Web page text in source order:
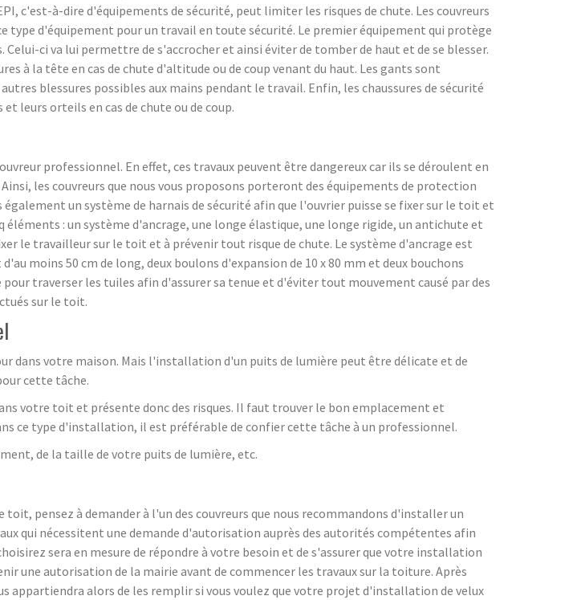
c'est-à-dire d'équipements de sécurité, peut limiter les risques de chute. Les couvreurs
type d'équipement pour un travail en toute sécurité. Le premier équipement qui protège
ci va lui permettre de s'accrocher et ainsi éviter de tomber de haut et de se blesser.
à la tête en cas de chute d'altitude ou de coup venant du haut. Les gants sont
blessures possibles aux mains pendant le travail. Enfin, les chaussures de sécurité
leurs orteils en cas de chute ou de coup.
professionnel. En effet, ces travaux peuvent être dangereux car ils se déroulent en
les couvreurs que nous vous proposons porteront des équipements de protection
un système de harnais de sécurité afin que l'ouvrier puisse se fixer sur le toit et
: un système d'ancrage, une longe élastique, une longe rigide, un antichute et
le travailleur sur le toit et à prévenir tout risque de chute. Le système d'ancrage est
moins 50 cm de long, deux boulons d'expansion de 10 x 80 mm et deux bouchons
traverser les tuiles afin d'assurer sa tenue et d'éviter tout mouvement causé par des
sur le toit.
dans votre maison. Mais l'installation d'un puits de lumière peut être délicate et de
cette tâche.
votre toit et présente donc des risques. Il faut trouver le bon emplacement et
ce type d'installation, il est préférable de confier cette tâche à un professionnel.
de la taille de votre puits de lumière, etc.
pensez à demander à l'un des couvreurs que nous recommandons d'installer un
qui nécessitent une demande d'autorisation auprès des autorités compétentes afin
sera en mesure de répondre à votre besoin et de s'assurer que votre installation
une autorisation de la mairie avant de commencer les travaux sur la toiture. Après
appartiendra alors de les remplir si vous voulez que votre projet d'installation de velux